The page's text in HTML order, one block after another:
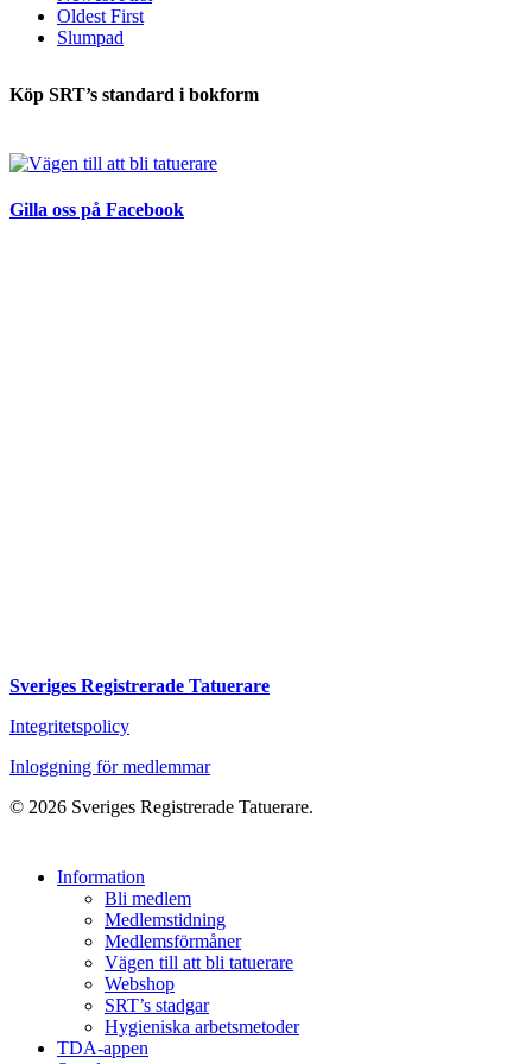
Oldest First
Slumpad
Köp SRT’s standard i bokform
Gilla oss på Facebook
Sveriges Registrerade Tatuerare
Integritetspolicy
Inloggning för medlemmar
© 2026 Sveriges Registrerade Tatuerare.
Close
Information
Bli medlem
Medlemstidning
Medlemsförmåner
Vägen till att bli tatuerare
Webshop
SRT’s stadgar
Hygieniska arbetsmetoder
TDA-appen